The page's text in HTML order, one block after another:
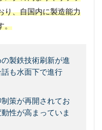
り、自国内に製造能力
。
製鉄技術刷新が進
も水面下で進行
策が再開されてお
性が高まっていま